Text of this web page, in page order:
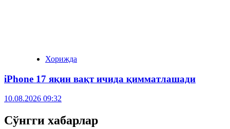
Хорижда
iPhone 17 яқин вақт ичида қимматлашади
10.08.2026 09:32
Сўнгги хабарлар